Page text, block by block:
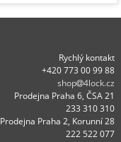
Rychlý kontakt
+420 773 00 99 88
shop
4lock.cz
Prodejna Praha 6, ČSA 21
233 310 310
Prodejna Praha 2, Korunní 28
222 522 077